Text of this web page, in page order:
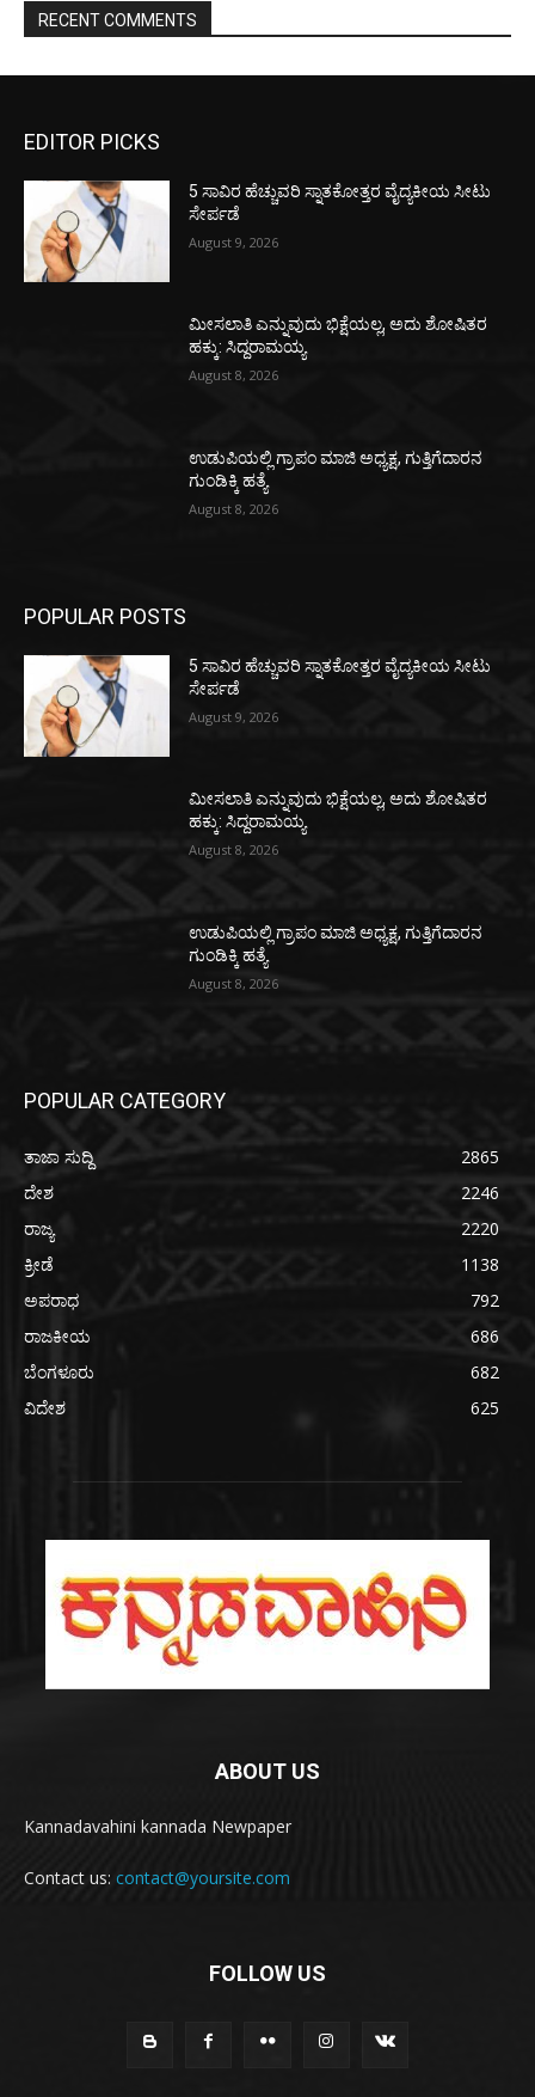
RECENT COMMENTS
EDITOR PICKS
5 ಸಾವಿರ ಹೆಚ್ಚುವರಿ ಸ್ನಾತಕೋತ್ತರ ವೈದ್ಯಕೀಯ ಸೀಟು
ಸೇರ್ಪಡೆ
August 9, 2026
ಮೀಸಲಾತಿ ಎನ್ನುವುದು ಭಿಕ್ಷೆಯಲ್ಲ, ಅದು ಶೋಷಿತರ
ಹಕ್ಕು: ಸಿದ್ದರಾಮಯ್ಯ
August 8, 2026
ಉಡುಪಿಯಲ್ಲಿ ಗ್ರಾಪಂ ಮಾಜಿ ಅಧ್ಯಕ್ಷ, ಗುತ್ತಿಗೆದಾರನ
ಗುಂಡಿಕ್ಕಿ ಹತ್ಯೆ
August 8, 2026
POPULAR POSTS
5 ಸಾವಿರ ಹೆಚ್ಚುವರಿ ಸ್ನಾತಕೋತ್ತರ ವೈದ್ಯಕೀಯ ಸೀಟು
ಸೇರ್ಪಡೆ
August 9, 2026
ಮೀಸಲಾತಿ ಎನ್ನುವುದು ಭಿಕ್ಷೆಯಲ್ಲ, ಅದು ಶೋಷಿತರ
ಹಕ್ಕು: ಸಿದ್ದರಾಮಯ್ಯ
August 8, 2026
ಉಡುಪಿಯಲ್ಲಿ ಗ್ರಾಪಂ ಮಾಜಿ ಅಧ್ಯಕ್ಷ, ಗುತ್ತಿಗೆದಾರನ
ಗುಂಡಿಕ್ಕಿ ಹತ್ಯೆ
August 8, 2026
POPULAR CATEGORY
ತಾಜಾ ಸುದ್ದಿ
2865
ದೇಶ
2246
ರಾಜ್ಯ
2220
ಕ್ರೀಡೆ
1138
ಅಪರಾಧ
792
ರಾಜಕೀಯ
686
ಬೆಂಗಳೂರು
682
ವಿದೇಶ
625
ABOUT US
Kannadavahini kannada Newpaper
Contact us: contact@yoursite.com
FOLLOW US